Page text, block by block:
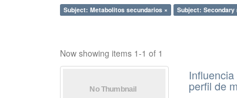
Subject: Metabolitos secundarios × Subject: Secondary
Now showing items 1-1 of 1
perfil de